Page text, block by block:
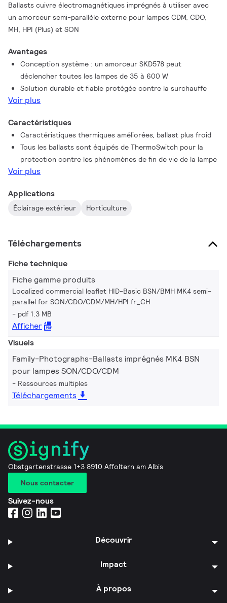
Ballasts cuivre électromagnétiques imprégnés à utiliser avec
un amorceur semi-parallèle externe pour lampes CDM, CDO,
MH, HPI (Plus) et SON
Avantages
Conception système : un amorceur SKD578 peut
déclencher toutes les lampes de 35 à 600 W
Solution durable et fiable protégée contre la surchauffe
Voir plus
Caractéristiques
Caractéristiques thermiques améliorées, ballast plus froid
Tous les ballasts sont équipés de ThermoSwitch pour la
protection contre les phénomènes de fin de vie de la lampe
Voir plus
Applications
Éclairage extérieur Horticulture
Téléchargements
Fiche technique
Fiche gamme produits
Localized commercial leaflet HID-Basic BSN/BMH MK4 semi-
parallel for SON/CDO/CDM/MH/HPI fr_CH
pdf 1.3 MB
Afficher
Visuels
Family-Photographs-Ballasts imprégnés MK4 BSN
pour lampes SON/CDO/CDM
Ressources multiples
Téléchargements
Obstgartenstrasse 1+3 8910 Affoltern am Albis
Nous contacter
Suivez-nous
Découvrir
Impact
À propos